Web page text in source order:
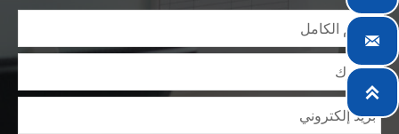
يمكننا التصميم والتخصيص وفقًا لمتطلباتك الفريدة، ونضمن
تدريجياً ولدينا الآن خمس مستودعات توزيع مبنية لهذا الغرض
ومرافق متخصصة لمعالجة الصلب تقدم خدمات لصناعات

